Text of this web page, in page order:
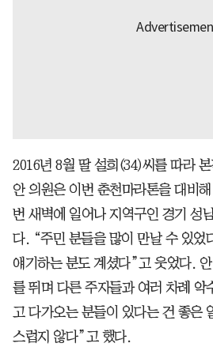
2016년 8월 딸 설희(34)씨를 따라
안 의원은 이번 춘천마라톤을 대비
번 새벽에 일어나 지역구인 경기 성
다. “주민 분들을 많이 만날 수 있었
얘기하는 분도 계셨다”고 웃었다.
를 뛰며 다른 주자들과 여러 차례 악
고 다가오는 분들이 있다는 건 좋은
스럽지 않다”고 했다.